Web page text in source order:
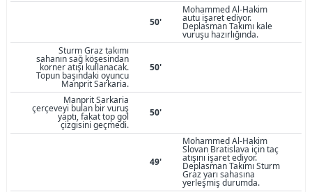
50'
Mohammed Al-Hakim
autu işaret ediyor.
Deplasman Takımı kale
vuruşu hazırlığında.
Sturm Graz takımı
sahanın sağ köşesindan
korner atışı kullanacak.
Topun başındaki oyuncu
Manprit Sarkaria.
50'
Manprit Sarkaria
çerçeveyi bulan bir vuruş
yaptı, fakat top gol
çizgisini geçmedi.
50'
49'
Mohammed Al-Hakim
Slovan Bratislava için taç
atışını işaret ediyor.
Deplasman Takımı Sturm
Graz yarı sahasına
yerleşmiş durumda.